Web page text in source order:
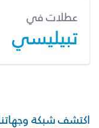
عطلات في
تبيليسي
اكتشف شبكة